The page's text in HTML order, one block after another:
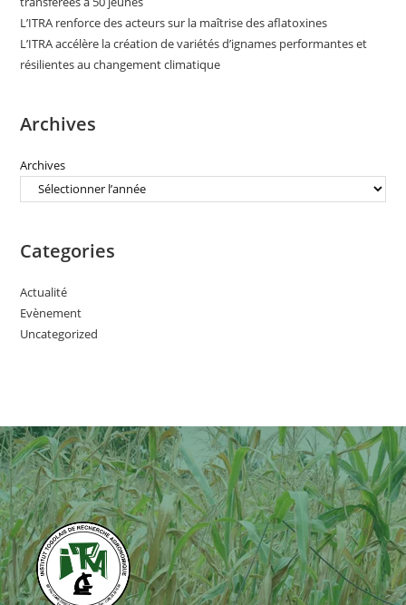
L’ITRA renforce des acteurs sur la maîtrise des aflatoxines
L’ITRA accélère la création de variétés d’ignames performantes et
résilientes au changement climatique
Archives
Archives
Categories
Actualité
Evènement
Uncategorized